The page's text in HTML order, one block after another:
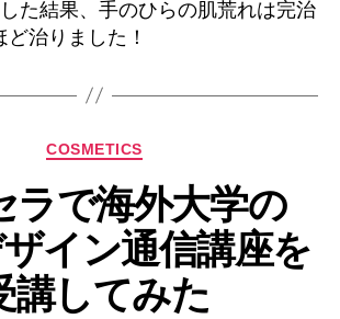
た結果、手のひらの肌荒れは完治
治りました！
カ
ゴ
リ
ー
COSMETICS
ラで海外大学の
イン通信講座を
講してみた